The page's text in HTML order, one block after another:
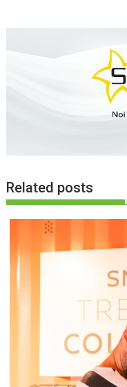
Related posts